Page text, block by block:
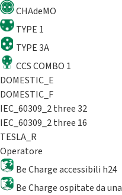
CHAdeMO
TYPE 1
TYPE 3A
CCS COMBO 1
DOMESTIC_E
DOMESTIC_F
IEC_60309_2 three 32
IEC_60309_2 three 16
TESLA_R
Operatore
Be Charge accessibili h24
Be Charge ospitate da